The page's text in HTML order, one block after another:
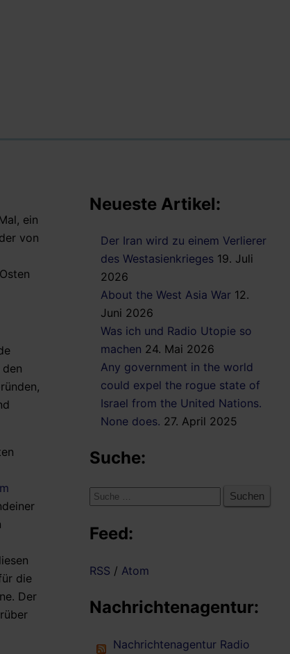
ein
von
die
Der
Neueste Artikel:
Der Iran wird zu einem Verlierer
des Westasienkrieges 19. Juli
2026
About the West Asia War 12.
Juni 2026
Was ich und Radio Utopie so
machen 24. Mai 2026
Any government in the world
could expel the rogue state of
Israel from the United Nations.
None does. 27. April 2025
Suche:
Suche
Feed:
RSS / Atom
Nachrichtenagentur:
Nachrichtenagentur Radio